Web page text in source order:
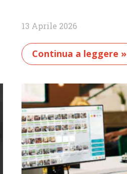
13 Aprile 2026
Continua a leggere »